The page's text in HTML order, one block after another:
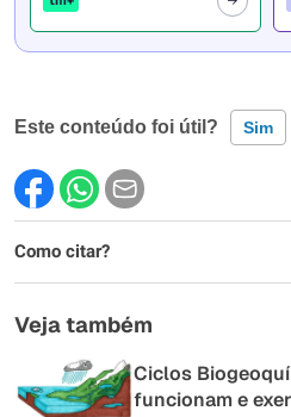
Este conteúdo foi útil? Sim
Este conteúdo contém
Este conteúdo não tem a
Como citar?
Veja também
Ciclos
funcionam e